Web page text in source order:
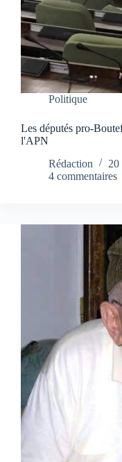
Politique
Les députés pro-
l'APN
Rédaction
20
4 commentaires